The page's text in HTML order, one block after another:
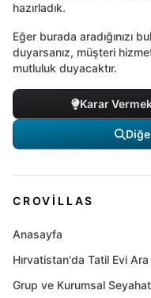
hazırladık.
Eğer burada aradığınızı
duyarsanız, müşteri
mutluluk duyacaktır.
Karar
CROVILLAS
Anasayfa
Hırvatistan'da Tatil Evi Ara
Grup ve Kurumsal